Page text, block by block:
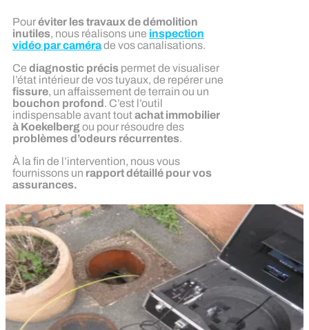
Pouréviter les travaux de démolition
inutiles, nous réalisons une inspection
vidéo par camérade vos canalisations.
Ce diagnostic précis permet de visualiser
l’état intérieur de vos tuyaux, de repérer une
fissure, un affaissement de terrain ou un
bouchon profond. C’est l’outil
indispensable avant toutachat immobilier
à Koekelbergou pour résoudre des
problèmes d’odeurs récurrentes.
À la fin de l’intervention, nous vous
fournissons un rapport détaillé pour vos
assurances.